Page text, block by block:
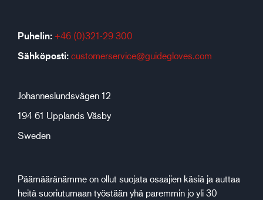
Puhelin: +46 (0)321-29 300
Sähköposti: customerservice@guidegloves.com
Johanneslundsvägen 12
194 61 Upplands Väsby
Sweden
Päämääränämme on ollut suojata osaajien käsiä ja auttaa
heitä suoriutumaan työstään yhä paremmin jo yli 30